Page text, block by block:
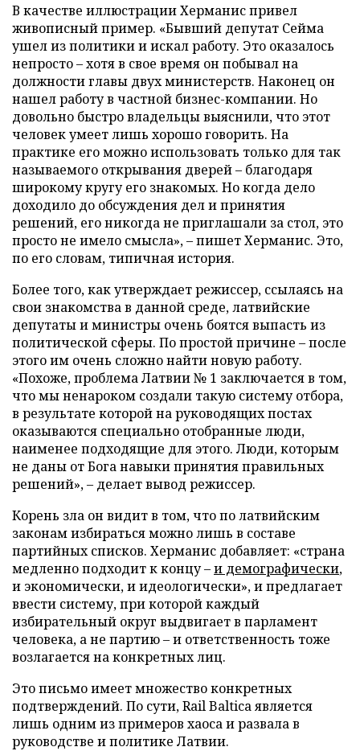
В качестве иллюстрации Херманис привел
живописный пример. «Бывший депутат Сейма
ушел из политики и искал работу. Это оказалось
непросто – хотя в свое время он побывал на
должности главы двух министерств. Наконец он
нашел работу в частной бизнес-компании. Но
довольно быстро владельцы выяснили, что этот
человек умеет лишь хорошо говорить. На
практике его можно использовать только для так
называемого открывания дверей – благодаря
широкому кругу его знакомых. Но когда дело
доходило до обсуждения дел и принятия
решений, его никогда не приглашали за стол, это
просто не имело смысла», – пишет Херманис. Это,
по его словам, типичная история.
Более того, как утверждает режиссер, ссылаясь на
свои знакомства в данной среде, латвийские
депутаты и министры очень боятся выпасть из
политической сферы. По простой причине – после
этого им очень сложно найти новую работу.
«Похоже, проблема Латвии № 1 заключается в том,
что мы ненароком создали такую систему отбора,
в результате которой на руководящих постах
оказываются специально отобранные люди,
наименее подходящие для этого. Люди, которым
не даны от Бога навыки принятия правильных
решений», – делает вывод режиссер.
Корень зла он видит в том, что по латвийским
законам избираться можно лишь в составе
партийных списков. Херманис добавляет: «страна
медленно подходит к концу –и демографически,
и экономически, и идеологически», и предлагает
ввести систему, при которой каждый
избирательный округ выдвигает в парламент
человека, а не партию – и ответственность тоже
возлагается на конкретных лиц.
Это письмо имеет множество конкретных
подтверждений. По сути, Rail Baltica является
лишь одним из примеров хаоса и развала в
руководстве и политике Латвии.